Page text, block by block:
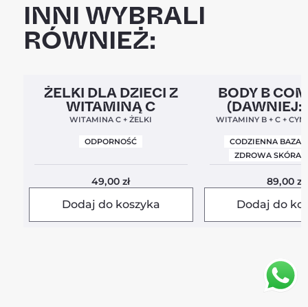
INNI WYBRALI
RÓWNIEŻ:
Clean Label 5,0
ŻELKI DLA DZIECI Z
WITAMINĄ C
WITAMINA C + ŻELKI
ODPORNOŚĆ
49,00zł
Dodaj do koszyka
Clean Label Nowa
BODY B
(DAWNIEJ:
WITAMINY B + C +
CODZIENNA BAZA
ZDROWA SKÓRA I
89,00zł
Dodaj do